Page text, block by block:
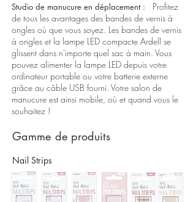
Studio de manucure en déplacement :
Profitez
de tous les avantages des bandes de vernis à
ongles où que vous soyez. Les bandes de vernis
à ongles et la lampe LED compacte Ardell se
glissent dans n'importe quel sac à main. Vous
pouvez alimenter la lampe LED depuis votre
ordinateur portable ou votre batterie externe
grâce au câble USB fourni. Votre salon de
manucure est ainsi mobile, où et quand vous le
souhaitez !
Gamme de produits
Nail Strips